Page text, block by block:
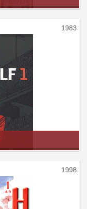
1983
1998